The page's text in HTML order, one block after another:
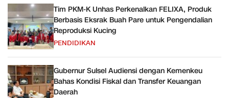
Tim PKM-K Unhas Perkenalkan FELIXA, Produk
Berbasis Eksrak Buah Pare untuk Pengendalian
Reproduksi Kucing
PENDIDIKAN
Gubernur Sulsel Audiensi dengan Kemenkeu
Bahas Kondisi Fiskal dan Transfer Keuangan
Daerah